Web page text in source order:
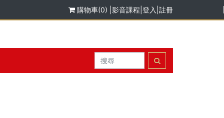
購物車(0) 影音課程 登入 註冊